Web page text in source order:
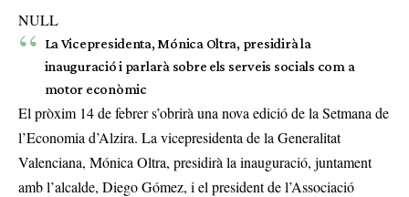
NULL
La Vicepresidenta, Mónica Oltra, presidirà la
inauguració i parlarà sobre els serveis socials com a
motor econòmic
El pròxim 14 de febrer s’obrirà una nova edició de la Setmana de
l’Economia d’Alzira. La vicepresidenta de la Generalitat
Valenciana, Mónica Oltra, presidirà la inauguració, juntament
amb l’alcalde, Diego Gómez, i el president de l’Associació